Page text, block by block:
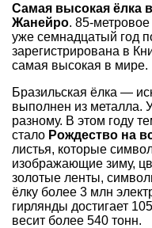
Самая высокая ёлка
Жанейро. 85-
уже семнадцатый год
зарегистрирована в
самая высокая в мире.
Бразильская ёлка —
выполнен из металла.
разному. В этом году
стало Рождество на
листья, которые
изображающие зиму,
золотые ленты,
ёлку более 3 млн
гирлянды достигает
весит более 540 тонн.